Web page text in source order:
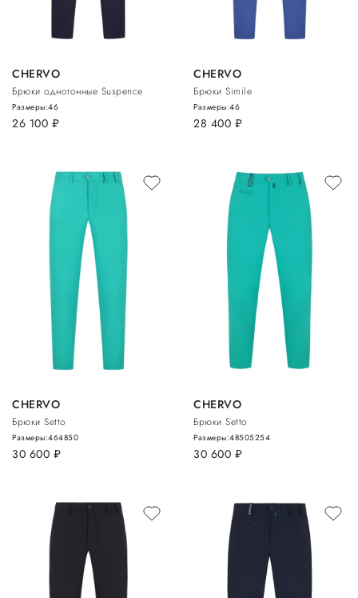
CHERVO
Брюки однотонные Suspence
26 100 руб.
Размеры:46
CHERVO
Брюки Simile
28 400 руб.
Размеры:46
CHERVO
Брюки Setto
30 600 руб.
Размеры:464850
CHERVO
Брюки Setto
30 600 руб.
Размеры:48505254